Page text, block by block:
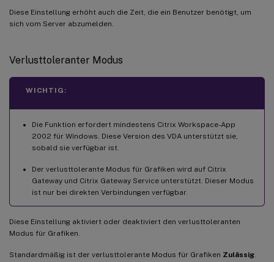
Diese Einstellung erhöht auch die Zeit, die ein Benutzer benötigt, um
sich vom Server abzumelden.
Verlusttoleranter Modus
WICHTIG:
Die Funktion erfordert mindestens Citrix Workspace-App
2002 für Windows. Diese Version des VDA unterstützt sie,
sobald sie verfügbar ist.
Der verlusttolerante Modus für Grafiken wird auf Citrix
Gateway und Citrix Gateway Service unterstützt. Dieser Modus
ist nur bei direkten Verbindungen verfügbar.
Diese Einstellung aktiviert oder deaktiviert den verlusttoleranten
Modus für Grafiken.
Standardmäßig ist der verlusttolerante Modus für Grafiken Zulässig